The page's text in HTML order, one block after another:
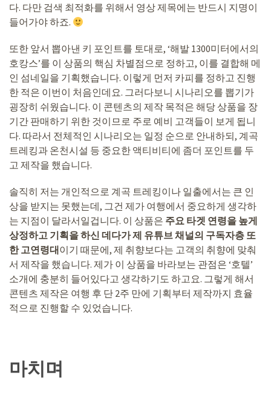
다. 다만 검색 최적화를 위해서 영상 제목에는 반드시 지명이
들어가야 하죠.
또한 앞서 뽑아낸 키 포인트를 토대로, ‘해발 1300미터에서의
호캉스’를 이 상품의 핵심 차별점으로 정하고, 이를 결합해 메
인 섬네일을 기획했습니다. 이렇게 먼저 카피를 정하고 진행
한 적은 이번이 처음인데요. 그러다보니 시나리오를 뽑기가
굉장히 쉬웠습니다. 이 콘텐츠의 제작 목적은 해당 상품을 장
기간 판매하기 위한 것이므로 주로 예비 고객들이 보게 됩니
다. 따라서 전체적인 시나리오는 일정 순으로 안내하되, 계곡
트레킹과 온천시설 등 중요한 액티비티에 좀더 포인트를 두
고 제작을 했습니다.
솔직히 저는 개인적으로 계곡 트레킹이나 일출에서는 큰 인
상을 받지는 못했는데, 그건 제가 여행에서 중요하게 생각하
는 지점이 달라서일겁니다. 이 상품은 주요 타겟 연령을 높게
상정하고 기획을 하신 데다가 제 유튜브 채널의 구독자층 또
한 고연령대이기 때문에, 제 취향보다는 고객의 취향에 맞춰
서 제작을 했습니다. 제가 이 상품을 바라보는 관점은 ‘호텔’
소개에 충분히 들어있다고 생각하기도 하고요. 그렇게 해서
콘텐츠 제작은 여행 후 단 2주 만에 기획부터 제작까지 효율
적으로 진행할 수 있었습니다.
마치며